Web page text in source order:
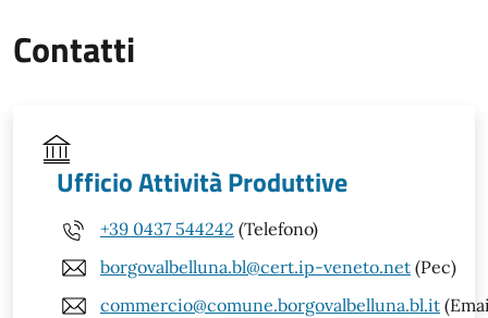
Contatti
Ufficio Attività Produttive
+39 0437 544242 (Telefono)
borgovalbelluna.bl@cert.ip-veneto.net (Pec)
commercio@comune.borgovalbelluna.bl.it